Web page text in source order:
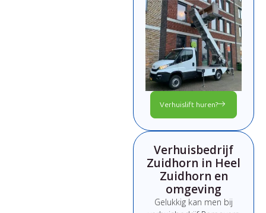
Verhuislift huren?
Verhuisbedrijf
Zuidhorn in Heel
Zuidhorn en
omgeving
Gelukkig kan men bij